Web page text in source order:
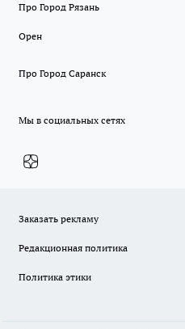
Про Город Рязань
Орен
Про Город Саранск
Мы в социальных сетях
Заказать рекламу
Редакционная политика
Политика этики